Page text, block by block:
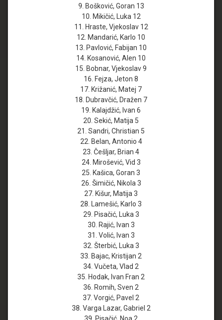
9. Bošković, Goran 13
10. Mikičić, Luka 12
11. Hraste, Vjekoslav 12
12. Mandarić, Karlo 10
13. Pavlović, Fabijan 10
14. Kosanović, Alen 10
15. Bobnar, Vjekoslav 9
16. Fejza, Jeton 8
17. Križanić, Matej 7
18. Dubravčić, Dražen 7
19. Kalajdžić, Ivan 6
20. Sekić, Matija 5
21. Sandri, Christian 5
22. Belan, Antonio 4
23. Češljar, Brian 4
24. Mirošević, Vid 3
25. Kašica, Goran 3
26. Šimičić, Nikola 3
27. Kišur, Matija 3
28. Lamešić, Karlo 3
29. Pisačić, Luka 3
30. Rajić, Ivan 3
31. Volić, Ivan 3
32. Šterbić, Luka 3
33. Bajac, Kristijan 2
34. Vučeta, Vlad 2
35. Hodak, Ivan Fran 2
36. Romih, Sven 2
37. Vorgić, Pavel 2
38. Varga Lazar, Gabriel 2